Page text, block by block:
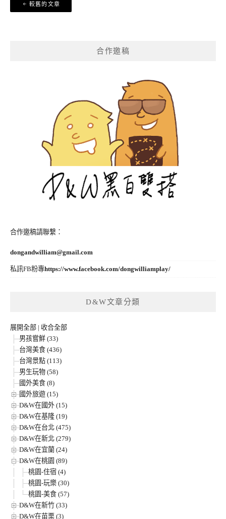
章
較舊的文章
合作邀稿
合作邀稿請聯繫：
dongandwilliam@gmail.com
私訊FB粉專https://www.facebook.com/dongwilliamplay/
D&W文章分類
展開全部 | 收合全部
男孩嘗鮮 (33)
台灣美食 (436)
台灣景點 (113)
男生玩物 (58)
國外美食 (8)
國外旅遊 (15)
D&W在國外 (15)
D&W在基隆 (19)
D&W在台北 (475)
D&W在新北 (279)
D&W在宜蘭 (24)
D&W在桃園 (89)
桃園-住宿 (4)
桃園-玩樂 (30)
桃園-美食 (57)
D&W在新竹 (33)
D&W在苗栗 (3)